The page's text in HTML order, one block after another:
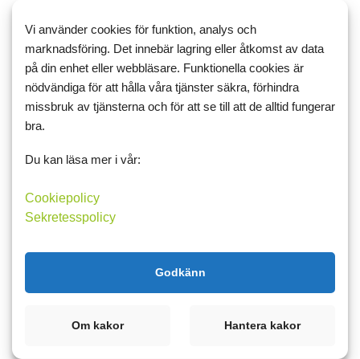
7 januari 2011 18:49 8
Ovälkommen gäst på besök
Plusgrader ute och mer snö har det ramlat ner. Tungt att skotta
den men bra motion blev det i alla fall. Idag har det blivit två
stavrundor, igår blev det bara en. Än så länge ligger jag bra till
med mitt mål att gå lika många gånger per måna...
En av mina lediga onsdagar
Första lediga dagen av fem. Började med sovmorgon och ändå
Vi använder cookies för funktion, analys och
marknadsföring. Det innebär lagring eller åtkomst av data
på din enhet eller webbläsare. Funktionella cookies är
nödvändiga för att hålla våra tjänster säkra, förhindra
missbruk av tjänsterna och för att se till att de alltid fungerar
bra.
Du kan läsa mer i vår:
Cookiepolicy
Sekretesspolicy
Godkänn
Om kakor Hantera kakor